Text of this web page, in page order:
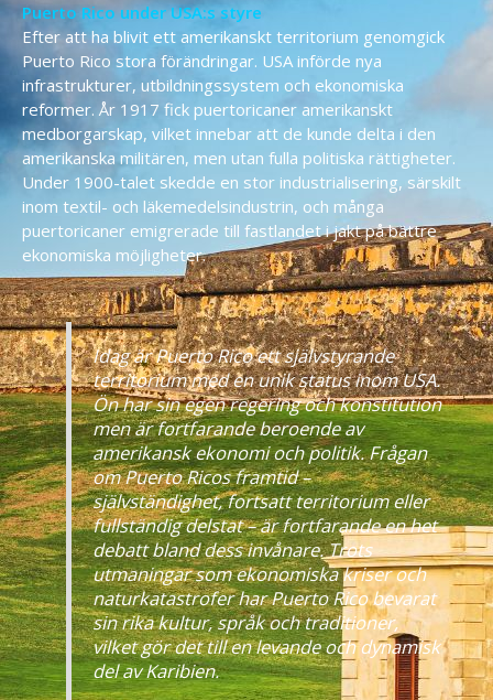
Puerto Rico under USA:s styre
Efter att ha blivit ett amerikanskt territorium genomgick
Puerto Rico stora förändringar. USA införde nya
infrastrukturer, utbildningssystem och ekonomiska
reformer. År 1917 fick puertoricaner amerikanskt
medborgarskap, vilket innebar att de kunde delta i den
amerikanska militären, men utan fulla politiska rättigheter.
Under 1900-talet skedde en stor industrialisering, särskilt
inom textil- och läkemedelsindustrin, och många
puertoricaner emigrerade till fastlandet i jakt på bättre
ekonomiska möjligheter.
Idag är Puerto Rico ett självstyrande
territorium med en unik status inom USA.
Ön har sin egen regering och konstitution
men är fortfarande beroende av
amerikansk ekonomi och politik. Frågan
om Puerto Ricos framtid –
självständighet, fortsatt territorium eller
fullständig delstat – är fortfarande en het
debatt bland dess invånare. Trots
utmaningar som ekonomiska kriser och
naturkatastrofer har Puerto Rico bevarat
sin rika kultur, språk och traditioner,
vilket gör det till en levande och dynamisk
del av Karibien.